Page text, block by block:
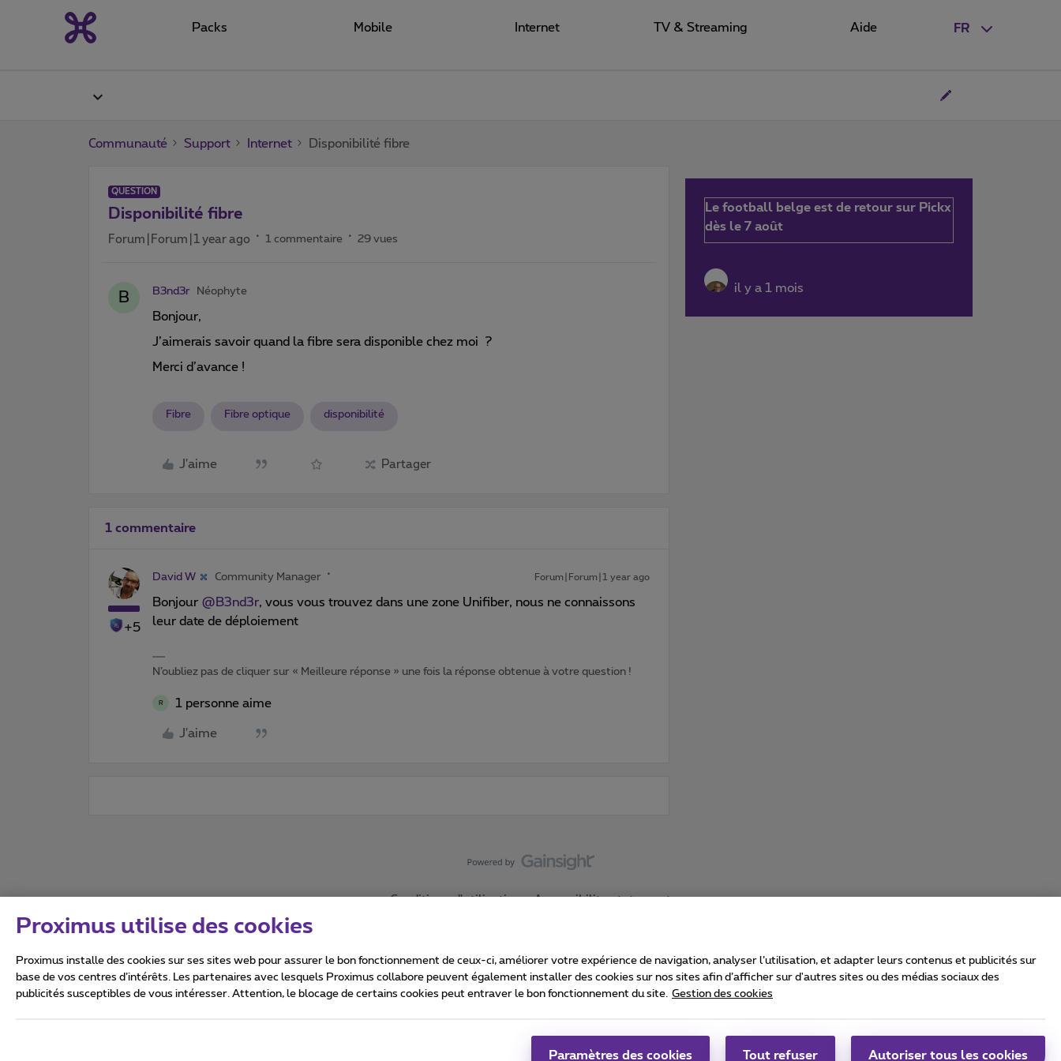
FR
Packs Mobile Internet TV & Streaming Aide
Communauté Support Internet Disponibilité fibre
QUESTION
Disponibilité fibre
Forum|Forum|1 year ago 1 commentaire 29 vues
B B3nd3r Néophyte
Bonjour,
J’aimerais savoir quand la fibre sera disponible chez moi ?
Merci d’avance !
Fibre Fibre optique disponibilité
J'aime Partager
1 commentaire
+5
David W Community Manager Forum|Forum|1 year ago
Bonjour @B3nd3r, vous vous trouvez dans une zone Unifiber, nous ne connaissons
leur date de déploiement
N’oubliez pas de cliquer sur « Meilleure réponse » une fois la réponse obtenue à votre question !
R 1 personne aime
J'aime
Le football belge est de retour sur Pickx
dès le 7 août
il y a 1 mois
Conditions d'utilisation Accessibility statement
Tous droits réservés. ©2026Proximus
Carrier & Wholesale Solutions
Proximus Group
|
Proximus utilise des cookies
Proximus installe des cookies sur ses sites web pour assurer le bon fonctionnement de ceux-ci, améliorer votre expérience de navigation, analyser l’utilisation, et adapter leurs contenus et publicités sur
base de vos centres d’intérêts. Les partenaires avec lesquels Proximus collabore peuvent également installer des cookies sur nos sites afin d’afficher sur d'autres sites ou des médias sociaux des
publicités susceptibles de vous intéresser. Attention, le blocage de certains cookies peut entraver le bon fonctionnement du site. Gestion des cookies
Paramètres des cookies Tout refuser Autoriser tous les cookies